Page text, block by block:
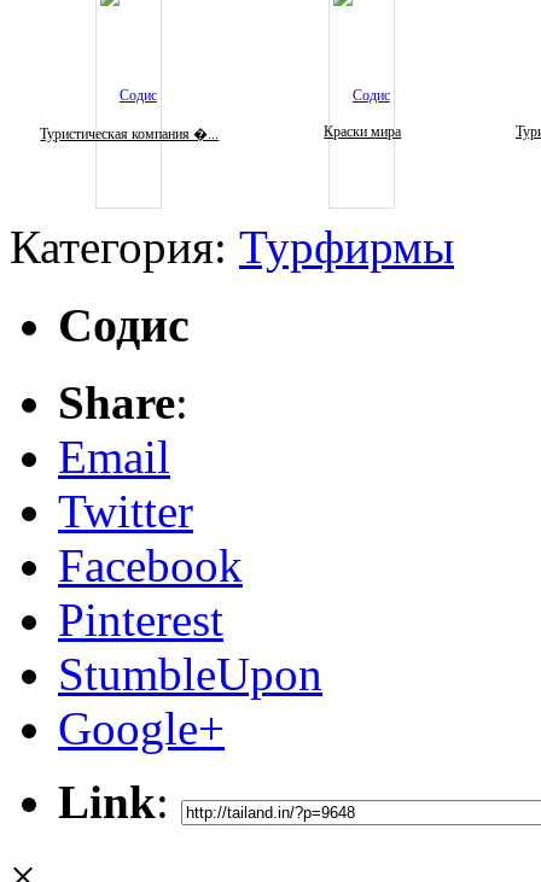
Туристическая компания �... Краски мира
Категория: Турфирмы
Содис
Share:
Email
Twitter
Facebook
Pinterest
StumbleUpon
Google+
Link: